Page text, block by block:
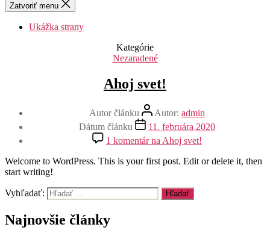
Zatvoriť menu
Ukážka strany
Kategórie
Nezaradené
Ahoj svet!
Autor článku Autor: admin
Dátum článku
11. februára 2020
1 komentárna Ahoj svet!
Welcome to WordPress. This is your first post. Edit or delete it, then
start writing!
Vyhľadať:
Najnovšie články